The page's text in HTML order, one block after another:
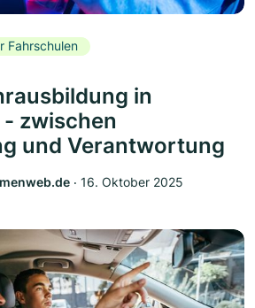
Fahrschulen
in
zwischen
und Verantwortung
‧ 16. Oktober 2025